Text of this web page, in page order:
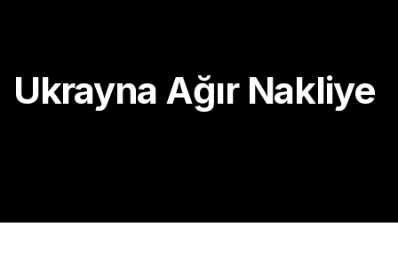
Ukrayna Ağır Nakliye